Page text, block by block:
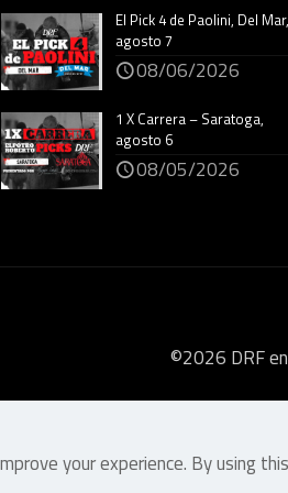
El Pick 4 de Paolini, Del Mar,
agosto 7
08/06/2026
1 X Carrera – Saratoga,
agosto 6
08/05/2026
©2026 DRF
your experience. By using